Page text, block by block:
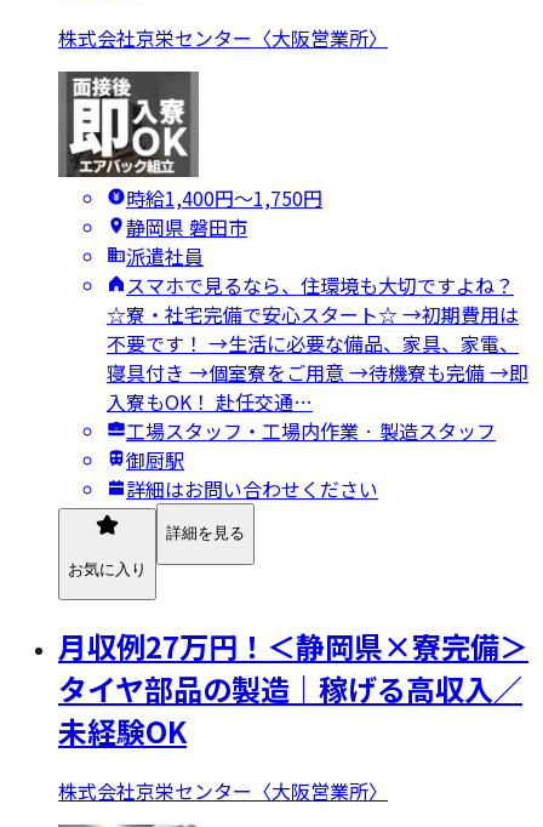
株式会社京栄センター〈大阪営業所〉
時給1,400円〜1,750円
静岡県 磐田市
派遣社員
スマホで見るなら、住環境も大切ですよね？
☆寮・社宅完備で安心スタート☆ →初期費用は
不要です！ →生活に必要な備品、家具、家電、
寝具付き →個室寮をご用意 →待機寮も完備 →即
入寮もOK！ 赴任交通…
工場スタッフ・工場内作業 · 製造スタッフ
御厨駅
詳細はお問い合わせください
お気に入り
詳細を見る
月収例27万円！＜静岡県×寮完備＞
タイヤ部品の製造｜稼げる高収入／
未経験OK
株式会社京栄センター〈大阪営業所〉